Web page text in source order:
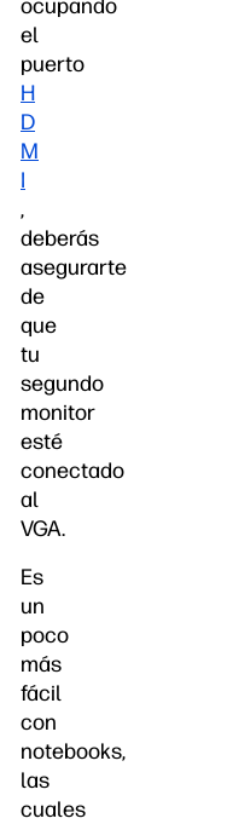
ocupando
el
puerto
H
D
M
I
,
deberás
asegurarte
de
que
tu
segundo
monitor
esté
conectado
al
VGA.
Es
un
poco
más
fácil
con
notebooks,
las
cuales